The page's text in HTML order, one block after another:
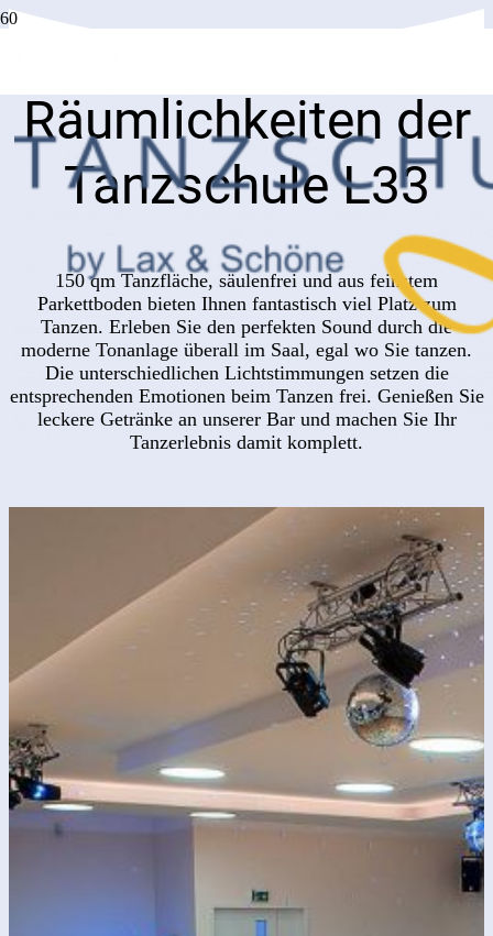
Räumlichkeiten der
Tanzschule L33
150 qm Tanzfläche, säulenfrei und aus feinstem
Parkettboden bieten Ihnen fantastisch viel Platz zum
Tanzen. Erleben Sie den perfekten Sound durch die
moderne Tonanlage überall im Saal, egal wo Sie tanzen.
Die unterschiedlichen Lichtstimmungen setzen die
entsprechenden Emotionen beim Tanzen frei. Genießen Sie
leckere Getränke an unserer Bar und machen Sie Ihr
Tanzerlebnis damit komplett.